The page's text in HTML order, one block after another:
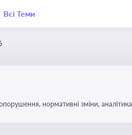
Всі Теми
нормативні зміни, аналітика